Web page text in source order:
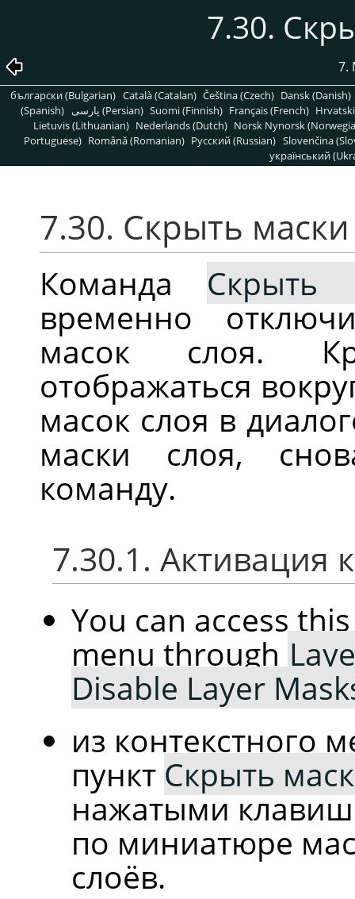
7.30.
7.
български (Bulgarian) Català (Catalan) Čeština (Czech) Dansk (Danish)
(Spanish)
پارسی (Persian) Suomi (Finnish) Français (French)
Lietuvis (Lithuanian) Nederlands (Dutch) Norsk Nynorsk
Portuguese) Română (Romanian) Pусский (Russian) Slovenčina
український
7.30. Скрыть
Команда Скрыть
временно
масок слоя.
отображаться
масок слоя в
маски слоя,
команду.
7.30.1. Активация
You can access
menu through
Disable Layer
из контекстного
пункт Скрыть
нажатыми
по миниатюре
слоёв.